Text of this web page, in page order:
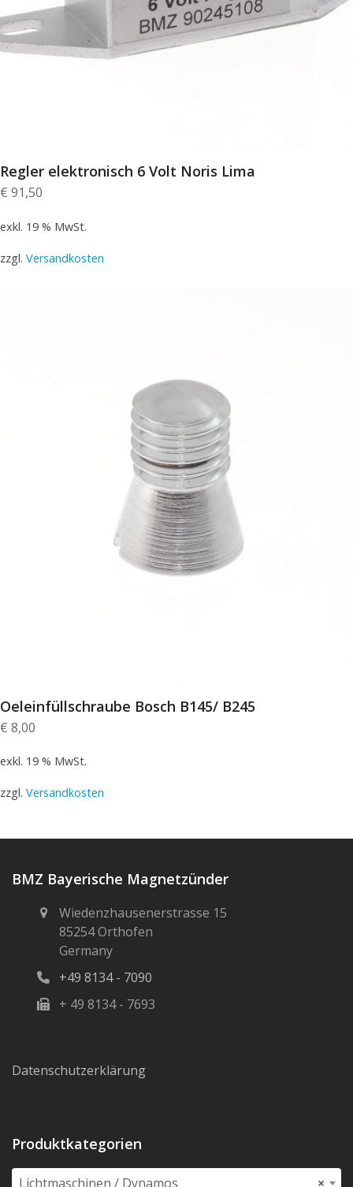
Regler elektronisch 6 Volt Noris Lima
€ 91,50
exkl. 19 % MwSt.
zzgl. Versandkosten
Oeleinfüllschraube Bosch B145/ B245
€ 8,00
exkl. 19 % MwSt.
zzgl. Versandkosten
BMZ Bayerische Magnetzünder
Wiedenzhausenerstrasse 15
85254 Orthofen
Germany
+49 8134 - 7090
+ 49 8134 - 7693
Datenschutzerklärung
Produktkategorien
×
Lichtmaschinen / Dynamos